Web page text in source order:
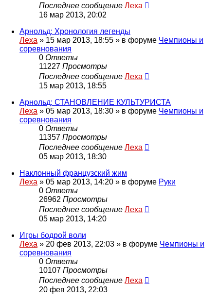
Последнее сообщение Леха
16 мар 2013, 20:02
Арнольд: Хронология легенды
Леха » 15 мар 2013, 18:55 » в форуме Чемпионы и
соревнования
0 Ответы
11227 Просмотры
Последнее сообщение Леха
15 мар 2013, 18:55
Арнольд: СТАНОВЛЕНИЕ КУЛЬТУРИСТА
Леха » 05 мар 2013, 18:30 » в форуме Чемпионы и
соревнования
0 Ответы
11357 Просмотры
Последнее сообщение Леха
05 мар 2013, 18:30
Наклонный французский жим
Леха » 05 мар 2013, 14:20 » в форуме Руки
0 Ответы
26962 Просмотры
Последнее сообщение Леха
05 мар 2013, 14:20
Игры бодрой воли
Леха » 20 фев 2013, 22:03 » в форуме Чемпионы и
соревнования
0 Ответы
10107 Просмотры
Последнее сообщение Леха
20 фев 2013, 22:03